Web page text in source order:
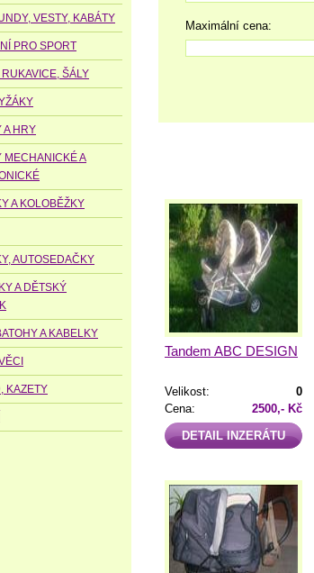
Maximální cena:
Tandem ABC DESIGN
Velikost:
0
Cena:
2500,- Kč
DETAIL INZERÁTU
VESTY, KABÁTY
PRO SPORT
ŠÁLY
A HRY
MECHANICKÉ A
A KOLOBĚŽKY
AUTOSEDAČKY
A DĚTSKÝ
A KABELKY
KAZETY